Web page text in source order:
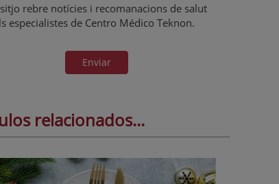
rebre notícies i recomanacions de salut
especialistes de Centro Médico Teknon.
Enviar
relacionados...